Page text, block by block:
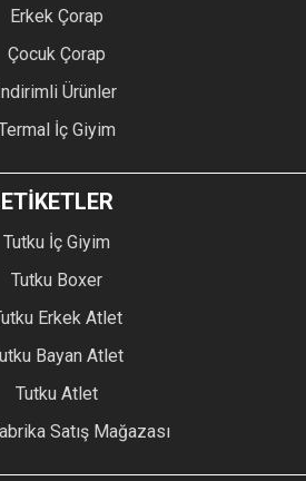
Erkek Çorap
Çocuk Çorap
Ürünler
İç Giyim
ETİKETLER
Tutku İç Giyim
Tutku Boxer
Erkek Atlet
Bayan Atlet
Tutku Atlet
Satış Mağazası